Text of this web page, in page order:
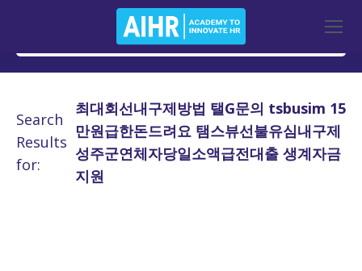
Search
Results
for:
최대회선내구제방법 탤G문의 tsbusim 15
만원급한돈드려요 탬스뷰선불유심내구제
성주군연체자당일소액급전대출 생계자금
지원